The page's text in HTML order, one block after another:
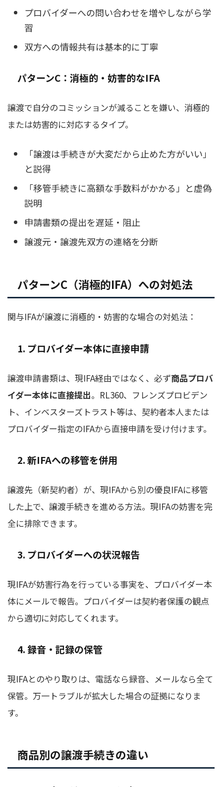
プロバイダーへの問い合わせを増やしながら学
習
双方への情報共有は基本的に丁寧
パターンC：消極的・妨害的なIFA
譲渡で自分のコミッションが減ることを嫌い、消極的
または妨害的に対応するタイプ。
「譲渡は手続きが大変だから止めた方がいい」
と説得
「移管手続きに高額な手数料がかかる」と虚偽
説明
申請書類の提出を遅延・阻止
譲渡元・譲渡先双方の連絡を分断
パターンC（消極的IFA）への対処法
関与IFAが譲渡に消極的・妨害的な場合の対処法：
1. プロバイダー本体に直接申請
譲渡申請書類は、現IFA経由ではなく、必ず商品プロバ
イダー本体に直接提出。RL360、フレンズプロビデン
ト、インベスターズトラスト等は、契約者本人または
プロバイダー指定のIFAから直接申請を受け付けます。
2. 新IFAへの移管を併用
譲渡先（新契約者）が、現IFAから別の優良IFAに移管
した上で、譲渡手続きを進める方法。現IFAの妨害を完
全に排除できます。
3. プロバイダーへの状況報告
現IFAが妨害行為を行っている事実を、プロバイダー本
体にメールで報告。プロバイダーは契約者保護の観点
から適切に対応してくれます。
4. 録音・記録の保管
現IFAとのやり取りは、電話なら録音、メールなら全て
保管。万一トラブルが拡大した場合の証拠になりま
す。
商品別の譲渡手続きの違い